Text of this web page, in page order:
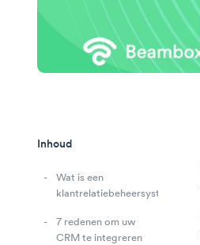
Inhoud
Wat is een
klantrelatiebeheersysteem?
7 redenen om uw
CRM te integreren